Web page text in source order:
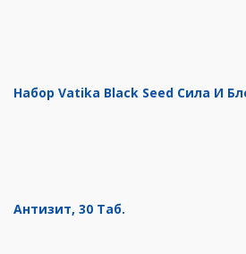
Набор Vatika Black Seed Сила И
Антизит, 30 Таб.